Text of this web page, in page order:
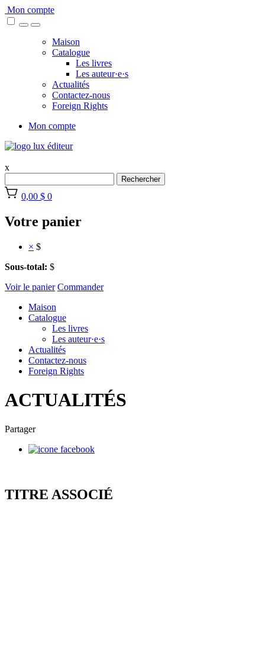
Skip
to
Mon compte
Maison
Catalogue
Les livres
Les auteur·e·s
Actualités
Contactez-nous
Foreign Rights
Mon compte
x
Rechercher
0,00 $ 0
Votre panier
× $
Sous-total: $
Voir le panier Commander
Maison
Catalogue
Les livres
Les auteur·e·s
Actualités
Contactez-nous
Foreign Rights
ACTUALITÉS
Partager
TITRE ASSOCIÉ